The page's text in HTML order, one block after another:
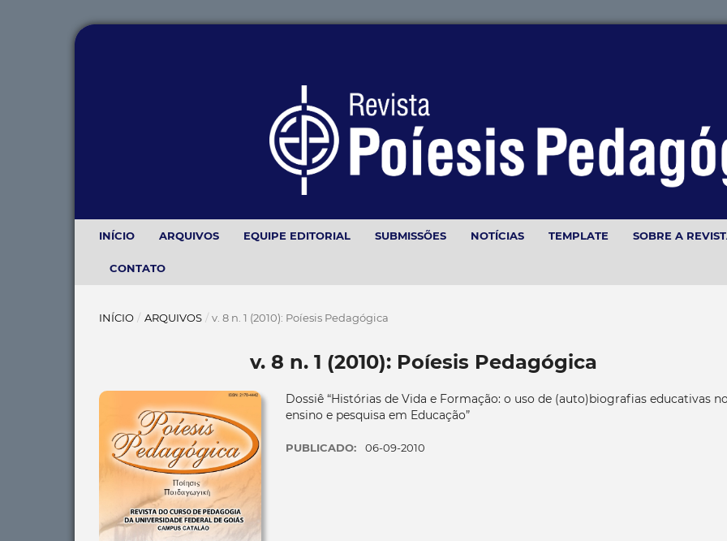
INÍCIO ARQUIVOS EQUIPE EDITORIAL SUBMISSÕES NOTÍCIAS TEMPLATE SOBRE A
CONTATO
INÍCIO / ARQUIVOS / v. 8 n. 1 (2010): Poíesis Pedagógica
v. 8 n. 1 (2010): Poíesis Pedagógica
Dossiê “Histórias de Vida e Formação: o uso de (auto)biografias educativas no
ensino e pesquisa em Educação”
PUBLICADO: 06-09-2010